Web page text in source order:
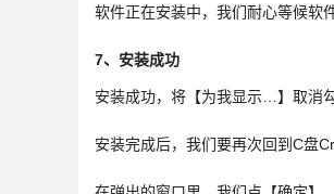
软件正在安装中，我们耐心等候软
7、安装成功
安装成功，将【为我显示…】取消
安装完成后，我们要再次回到C盘